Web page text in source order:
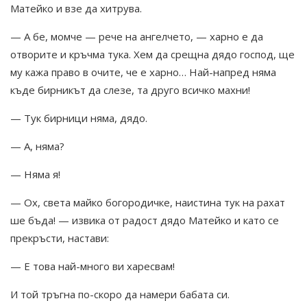
Матейко и взе да хитрува.
— А бе, момче — рече на ангелчето, — харно е да
отворите и кръчма тука. Хем да срещна дядо господ, ще
му кажа право в очите, че е харно… Най-напред няма
къде бирникът да слезе, та друго всичко махни!
— Тук бирници няма, дядо.
— А, няма?
— Няма я!
— Ох, света майко богородичке, наистина тук на рахат
ше бъда! — извика от радост дядо Матейко и като се
прекръсти, настави:
— Е това най-много ви харесвам!
И той тръгна по-скоро да намери бабата си.